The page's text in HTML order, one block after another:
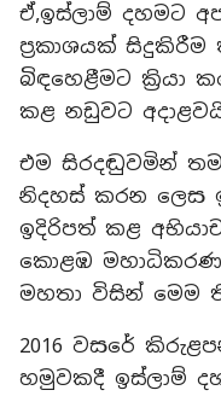
ඒ,ඉස්ලාම් දහමට
ප්‍රකාශයක්
බිඳහෙළීමට ක්‍රියා
කළ නඩුවට
එම සිරදඬුවමින්
නිදහස් කරන ලෙස
ඉදිරිපත් කළ
කොළඹ
මහතා විසින් මෙම
2016 වසරේ
හමුවකදී ඉස්ලාම්